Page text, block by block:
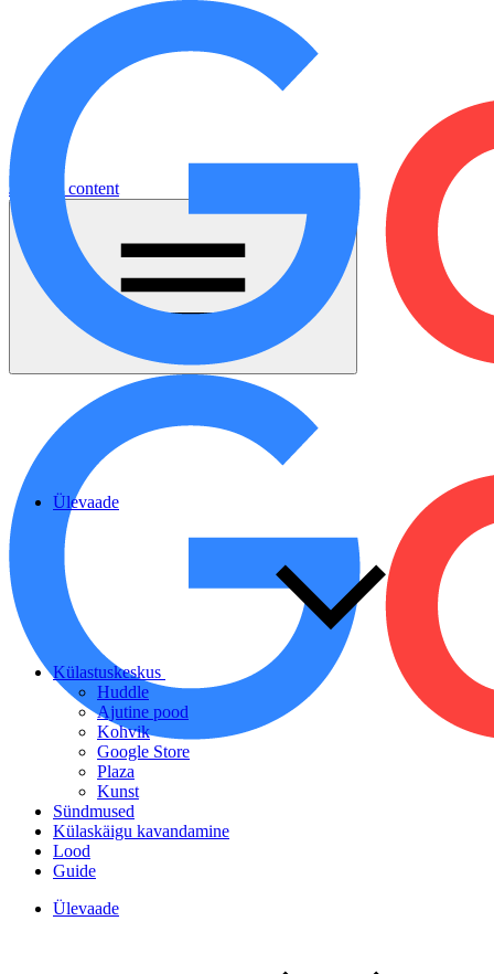
Jump to content
Ülevaade
Külastuskeskus
Huddle
Ajutine pood
Kohvik
Google Store
Plaza
Kunst
Sündmused
Külaskäigu kavandamine
Lood
Guide
Ülevaade